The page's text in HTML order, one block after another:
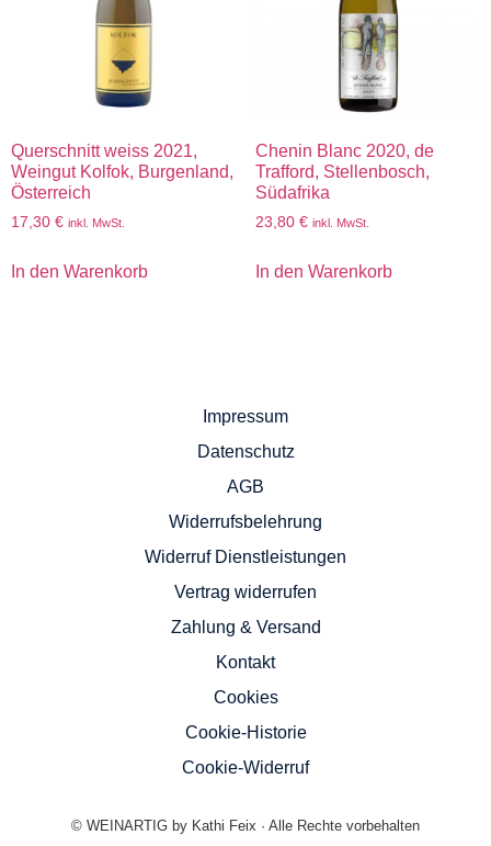
Querschnitt weiss 2021,
Weingut Kolfok, Burgenland,
Österreich
17,30 € inkl. MwSt.
In den Warenkorb
Chenin Blanc 2020, de
Trafford, Stellenbosch,
Südafrika
23,80 € inkl. MwSt.
In den Warenkorb
Impressum
Datenschutz
AGB
Widerrufsbelehrung
Widerruf Dienstleistungen
Vertrag widerrufen
Zahlung & Versand
Kontakt
Cookies
Cookie-Historie
Cookie-Widerruf